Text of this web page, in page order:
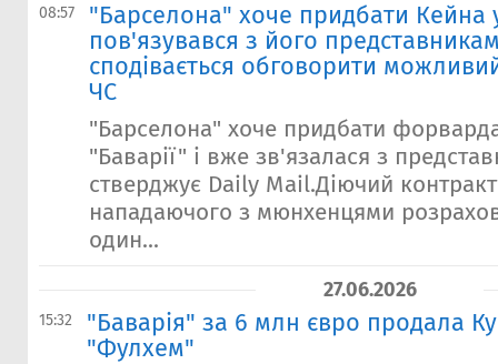
08:57
"Барселона" хоче придбати Кейна
пов'язувався з його
сподівається обговорити
ЧС
"Барселона" хоче придбати форварда
"Баварії" і вже зв'язалася з
стверджує Daily Mail.Діючий
нападаючого з мюнхенцями
один...
27.06.2026
15:32
"Баварія" за 6 млн євро продала
"Фулхем"